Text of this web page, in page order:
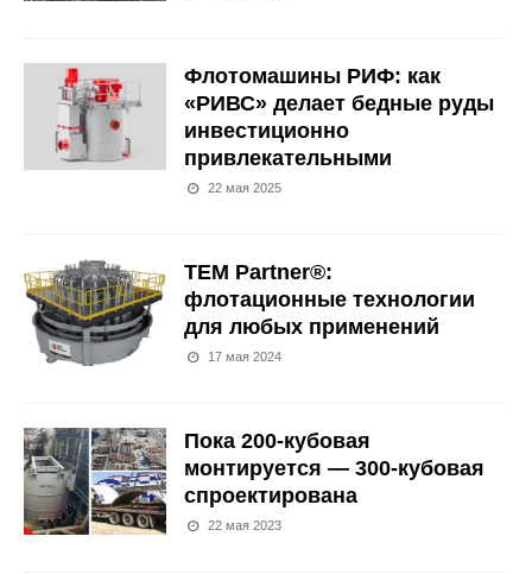
Флотомашины РИФ: как
«РИВС» делает бедные руды
инвестиционно
привлекательными
22 мая 2025
TEM Partner®:
флотационные технологии
для любых применений
17 мая 2024
Пока 200-кубовая
монтируется — 300-кубовая
спроектирована
22 мая 2023